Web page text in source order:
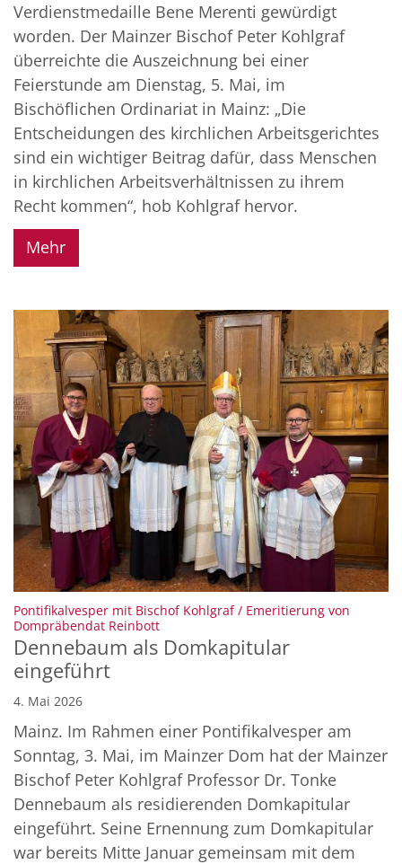
Verdienstmedaille Bene Merenti gewürdigt
worden. Der Mainzer Bischof Peter Kohlgraf
überreichte die Auszeichnung bei einer
Feierstunde am Dienstag, 5. Mai, im
Bischöflichen Ordinariat in Mainz: „Die
Entscheidungen des kirchlichen Arbeitsgerichtes
sind ein wichtiger Beitrag dafür, dass Menschen
in kirchlichen Arbeitsverhältnissen zu ihrem
Recht kommen“, hob Kohlgraf hervor.
Mehr
Pontifikalvesper mit Bischof Kohlgraf / Emeritierung von
Dompräbendat Reinbott:
Dennebaum als Domkapitular
eingeführt
4. Mai 2026
Mainz. Im Rahmen einer Pontifikalvesper am
Sonntag, 3. Mai, im Mainzer Dom hat der Mainzer
Bischof Peter Kohlgraf Professor Dr. Tonke
Dennebaum als residierenden Domkapitular
eingeführt. Seine Ernennung zum Domkapitular
war bereits Mitte Januar gemeinsam mit dem